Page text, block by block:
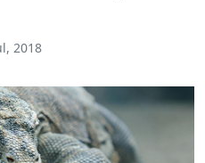
2018